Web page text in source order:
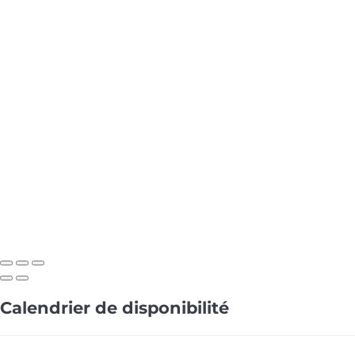
Calendrier de disponibilité